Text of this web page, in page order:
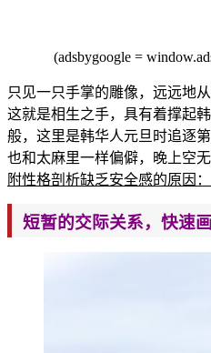
(adsbygoogle = window.ad
只见一只手掌的雕像，远远地
这就是相生之手，具有着撑起
般，这里是韩华人元旦时追逐
也和太麻里一样偏僻，晚上空
附性格剖析缺乏安全感的原因
短暂的交际关系，快速